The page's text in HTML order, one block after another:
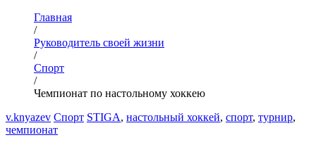
Главная
/
Руководитель своей жизни
/
Спорт
/
Чемпионат по настольному хоккею
v.knyazev Спорт STIGA, настольный хоккей, спорт, турнир,
чемпионат